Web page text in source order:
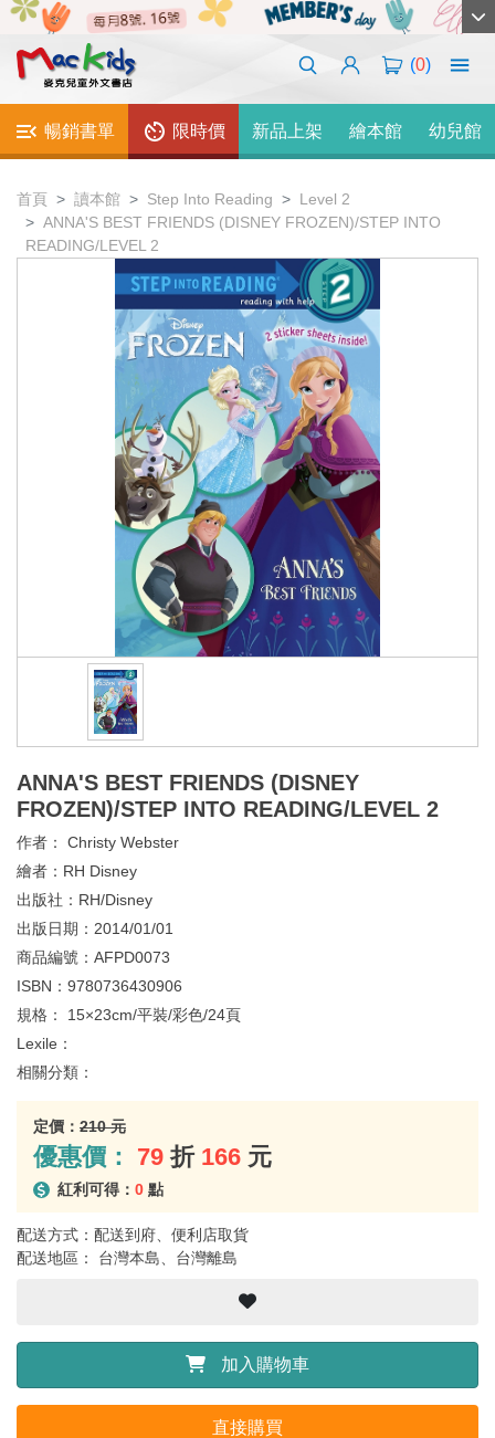
(0)
暢銷書單 限時價 新品上架 繪本館 幼兒館
首頁 讀本館 Step Into Reading
Level 2
ANNA'S BEST FRIENDS (DISNEY FROZEN)/STEP INTO
READING/LEVEL 2
ANNA'S BEST FRIENDS (DISNEY
FROZEN)/STEP INTO READING/LEVEL 2
作者： Christy Webster
繪者： RH Disney
出版社： RH/Disney
出版日期： 2014/01/01
商品編號： AFPD0073
ISBN： 9780736430906
規格： 15×23cm/平裝/彩色/24頁
Lexile：
相關分類：
定價： 210 元
優惠價： 79 折 166 元
紅利可得： 0 點
配送方式：配送到府、便利店取貨
配送地區： 台灣本島、台灣離島
加入購物車
直接購買